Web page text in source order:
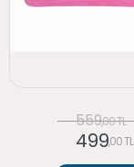
559,00 TL
499,00 TL